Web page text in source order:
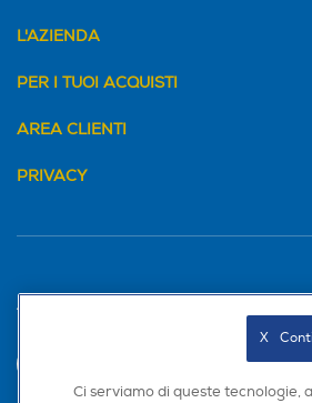
L'AZIENDA
PER I TUOI ACQUISTI
AREA CLIENTI
PRIVACY
Trova negozio
Ci serviamo di queste tecnologie,
X